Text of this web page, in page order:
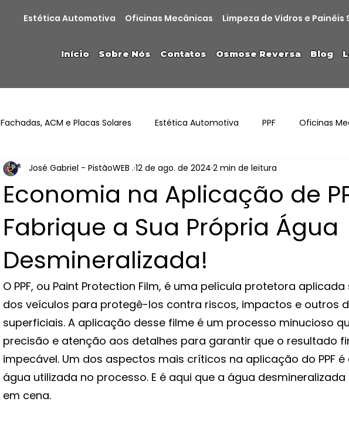
Estética Automotiva Oficinas Mecânicas Limpeza de Vidros e Painéis
Início Sobre Nós Contatos Osmose Reversa Blog
Fachadas, ACM e Placas Solares Estética Automotiva PPF Oficinas
Economia na Aplicação de
Fabrique a Sua Própria Água
Desmineralizada!
José Gabriel - PistãoWEB . 12 de ago. de 2024 2 min de leitura
O PPF, ou Paint Protection Film, é uma película protetora
dos veículos para protegê-los contra riscos, impactos e outros
superficiais. A aplicação desse filme é um processo minucioso
precisão e atenção aos detalhes para garantir que o resultado
impecável. Um dos aspectos mais críticos na aplicação do PPF
água utilizada no processo. E é aqui que a água desmineralizada
em cena.